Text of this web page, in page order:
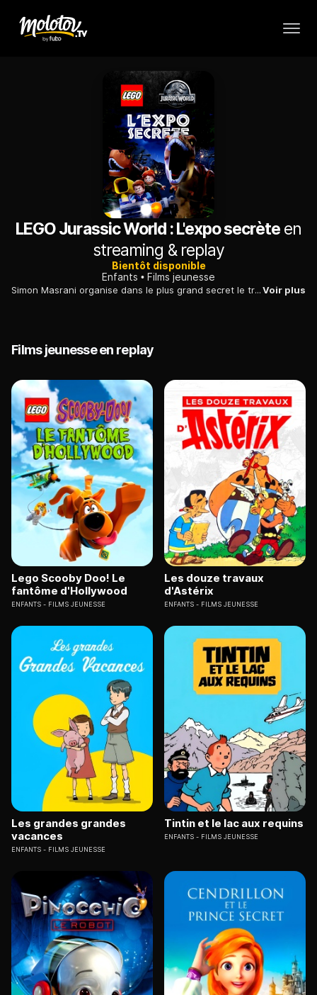
LEGO Jurassic World : L'expo secrèteen
streaming & replay
Bientôt disponible
Enfants
Films jeunesse
Simon Masrani organise dans le plus grand secret le transfert de trois nouveaux dinosaures pour redorer le blason de son parc à thème sur l'île de Nublar.Voir plus
Films jeunesse en replay
Lego Scooby Doo! Le
fantôme d'Hollywood
ENFANTS FILMS JEUNESSE
Les douze travaux
d'Astérix
ENFANTS FILMS JEUNESSE
Les grandes grandes
vacances
ENFANTS FILMS JEUNESSE
Tintin et le lac aux requins
ENFANTS FILMS JEUNESSE